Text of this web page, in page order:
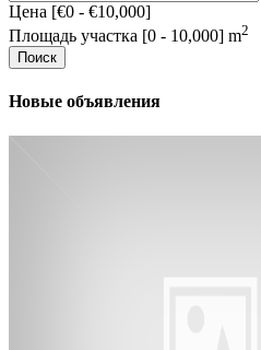
Цена [€0 - €10,000]
Площадь участка [0 - 10,000] m2
Поиск
Новые объявления